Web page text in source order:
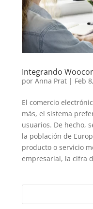
Integrando
por Anna Prat| Feb
El comercio
más, el sistema
usuarios. De hecho,
la población de
producto o servicio
empresarial, la cifra